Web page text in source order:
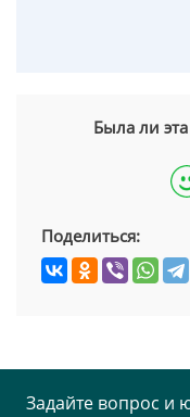
Была ли
Поделиться:
Задайте вопрос и